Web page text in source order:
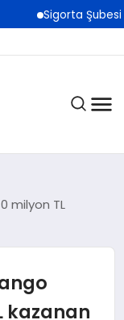
Şubesi Nasıl
milyon TL
kazanan